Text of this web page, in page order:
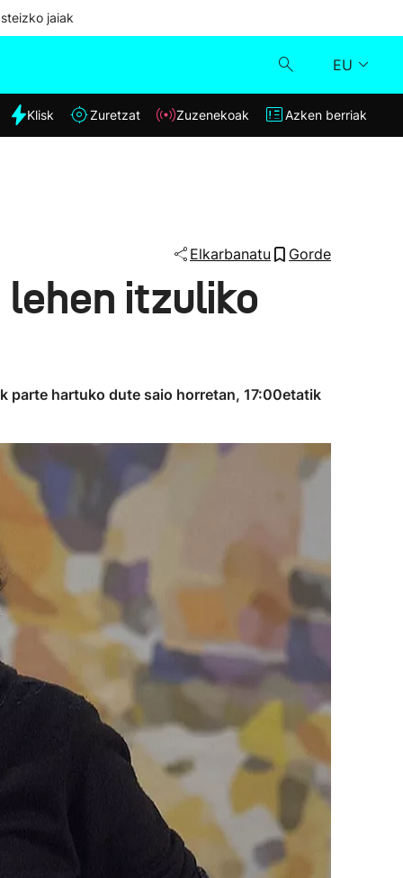
jaiak
EU
Klisk
Klisk Zuretzat Zuzenekoak Azken berriak
Elkarbanatu Gorde
itzuliko
parte hartuko dute saio horretan, 17:00etatik